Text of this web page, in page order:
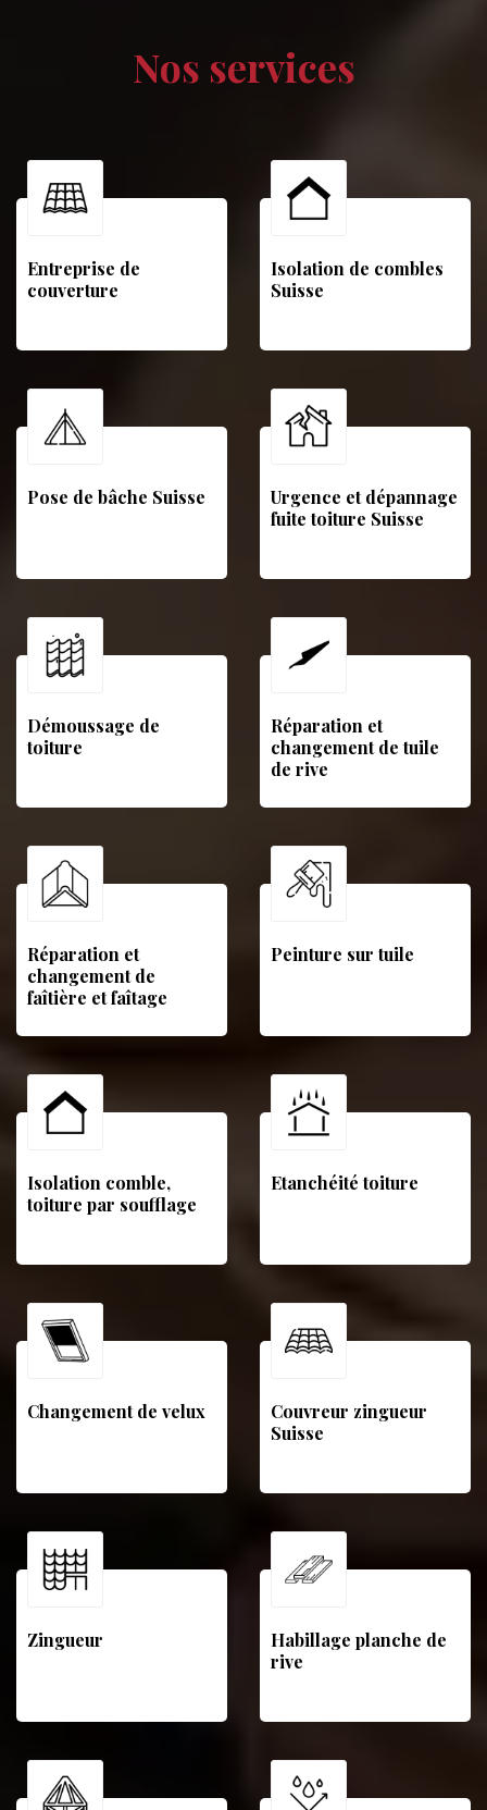
Nos services
Entreprise de
couverture
Isolation de combles
Suisse
Pose de bâche Suisse
Urgence et dépannage
fuite toiture Suisse
Démoussage de
toiture
Réparation et
changement de tuile
de rive
Réparation et
changement de
faîtière et faîtage
Peinture sur tuile
Isolation comble,
toiture par soufflage
Etanchéité toiture
Changement de velux
Couvreur zingueur
Suisse
Zingueur
Habillage planche de
rive